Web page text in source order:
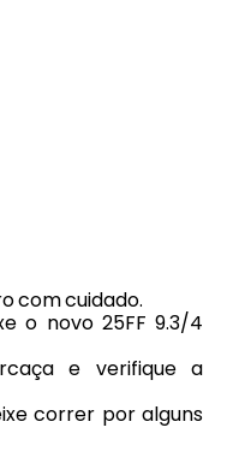
com cuidado.
o novo 25FF 9.3/4
e verifique a
correr por alguns